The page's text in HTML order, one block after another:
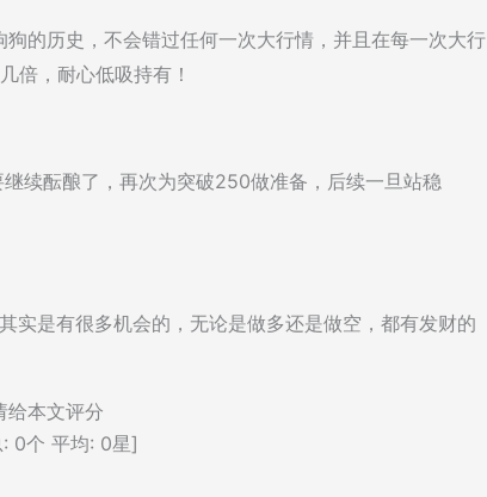
的历史，不会错过任何一次大行情，并且在每一次大行
倍，耐心低吸持有！
续酝酿了，再次为突破250做准备，后续一旦站稳
实是有很多机会的，无论是做多还是做空，都有发财的
给本文评分
0个 平均: 0星]